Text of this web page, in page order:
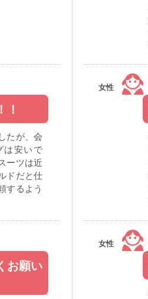
！
たが、会
は安いで
ーツは近
ドだと仕
するよう
女性
お願い
女性